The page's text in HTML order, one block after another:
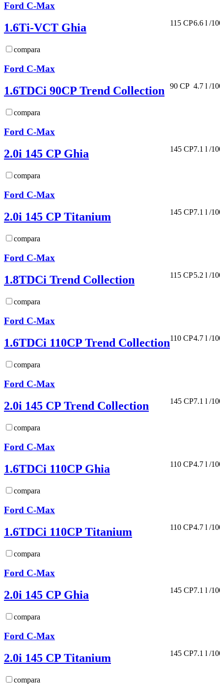
Ford C-Max
1.6Ti-VCT Ghia
compara
115 CP6.6 l /
Ford C-Max
1.6TDCi 90CP Trend Collection
compara
90 CP 4.7 l /
Ford C-Max
2.0i 145 CP Ghia
compara
145 CP7.1 l /
Ford C-Max
2.0i 145 CP Titanium
compara
145 CP7.1 l /
Ford C-Max
1.8TDCi Trend Collection
compara
115 CP5.2 l /
Ford C-Max
1.6TDCi 110CP Trend Collection
compara
110 CP4.7 l /
Ford C-Max
2.0i 145 CP Trend Collection
compara
145 CP7.1 l /
Ford C-Max
1.6TDCi 110CP Ghia
compara
110 CP4.7 l /
Ford C-Max
1.6TDCi 110CP Titanium
compara
110 CP4.7 l /
Ford C-Max
2.0i 145 CP Ghia
compara
145 CP7.1 l /
Ford C-Max
2.0i 145 CP Titanium
compara
145 CP7.1 l /